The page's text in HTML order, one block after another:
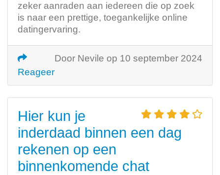
zeker aanraden aan iedereen die op zoek
is naar een prettige, toegankelijke online
datingervaring.
Door Nevile op 10 september 2024
Reageer
Hier kun je
inderdaad binnen een dag
rekenen op een
binnenkomende chat